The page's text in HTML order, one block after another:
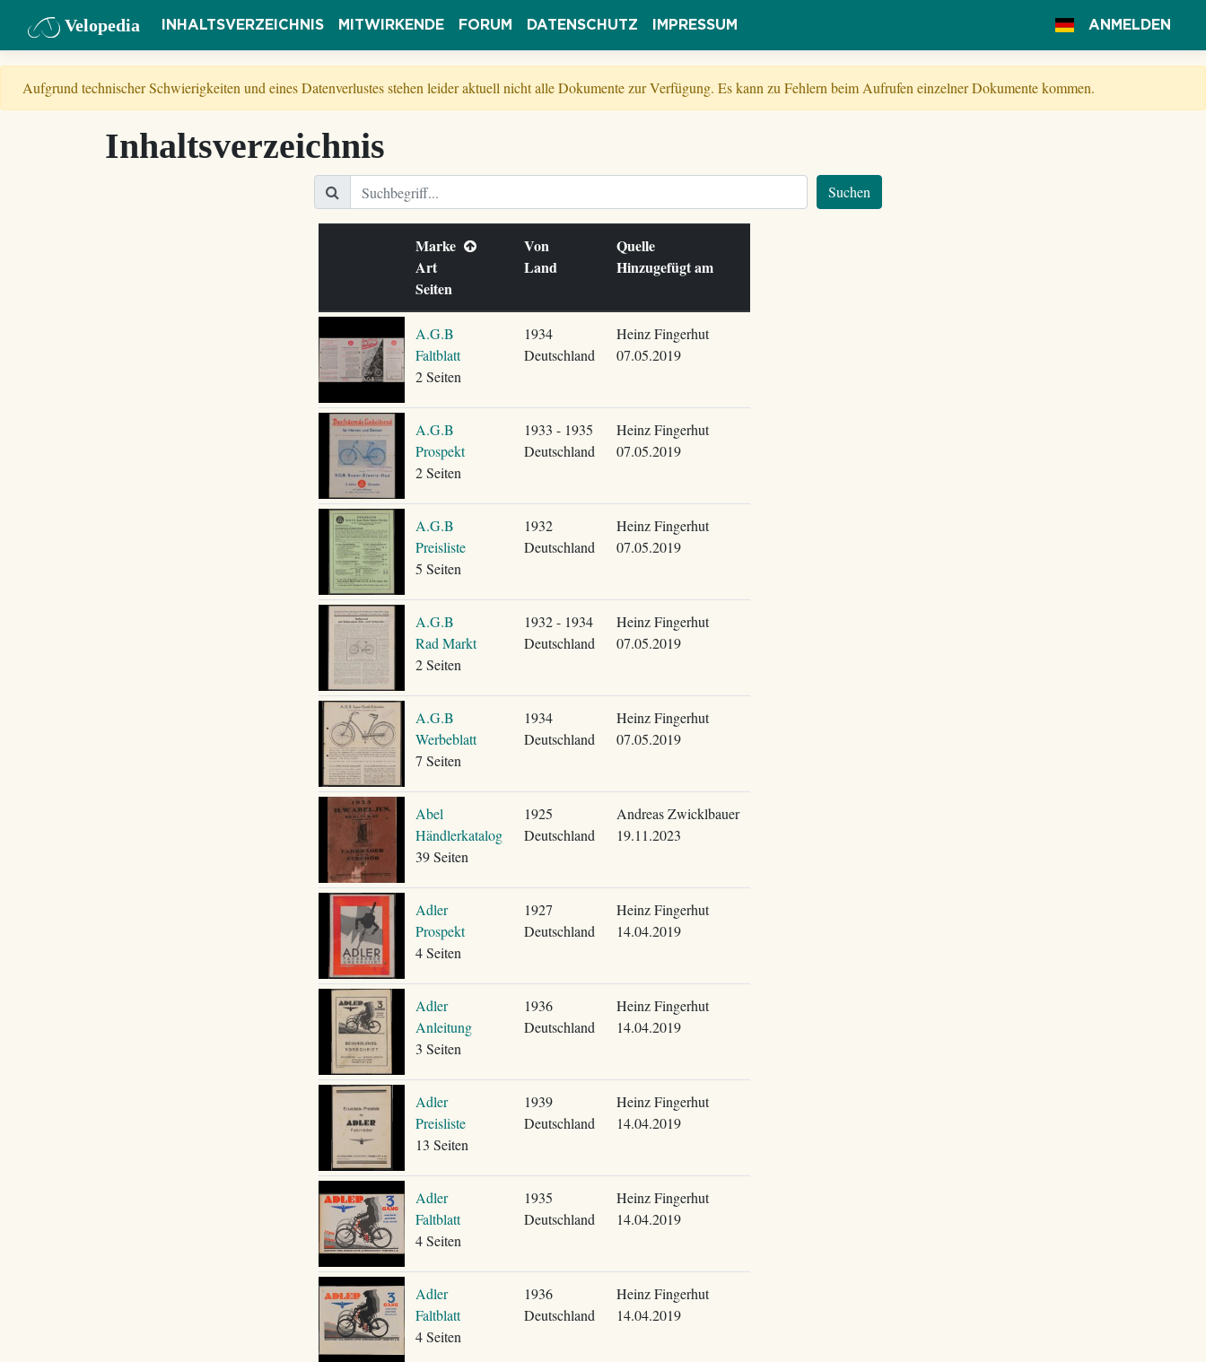
Velopedia INHALTSVERZEICHNIS MITWIRKENDE FORUM DATENSCHUTZ IMPRESSUM ANMELDEN
Aufgrund technischer Schwierigkeiten und eines Datenverlustes stehen leider aktuell nicht alle Dokumente zur Verfügung. Es kann zu Fehlern beim Aufrufen einzelner Dokumente kommen.
Inhaltsverzeichnis
Suchen
Marke
Art
Seiten
Von
Land
Quelle
Hinzugefügt am
A.G.B
Faltblatt
2 Seiten
1934
Deutschland
Heinz Fingerhut
07.05.2019
A.G.B
Prospekt
2 Seiten
1933 - 1935
Deutschland
Heinz Fingerhut
07.05.2019
A.G.B
Preisliste
5 Seiten
1932
Deutschland
Heinz Fingerhut
07.05.2019
A.G.B
Rad Markt
2 Seiten
1932 - 1934
Deutschland
Heinz Fingerhut
07.05.2019
A.G.B
Werbeblatt
7 Seiten
1934
Deutschland
Heinz Fingerhut
07.05.2019
Abel
Händlerkatalog
39 Seiten
1925
Deutschland
Andreas Zwicklbauer
19.11.2023
Adler
Prospekt
4 Seiten
1927
Deutschland
Heinz Fingerhut
14.04.2019
Adler
Anleitung
3 Seiten
1936
Deutschland
Heinz Fingerhut
14.04.2019
Adler
Preisliste
13 Seiten
1939
Deutschland
Heinz Fingerhut
14.04.2019
Adler
Faltblatt
4 Seiten
1935
Deutschland
Heinz Fingerhut
14.04.2019
Adler
Faltblatt
4 Seiten
1936
Deutschland
Heinz Fingerhut
14.04.2019